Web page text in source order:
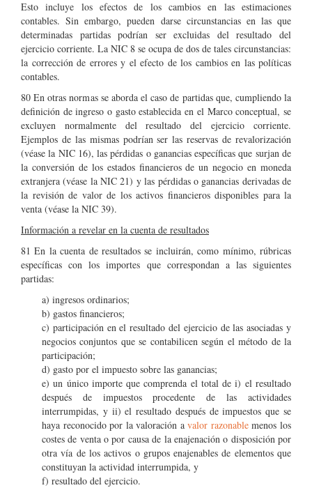
Esto incluye los efectos de los cambios en las estimaciones
contables. Sin embargo, pueden darse circunstancias en las que
determinadas partidas podrían ser excluidas del resultado del
ejercicio corriente. La NIC 8 se ocupa de dos de tales circunstancias:
la corrección de errores y el efecto de los cambios en las políticas
contables.
80 En otras normas se aborda el caso de partidas que, cumpliendo la
definición de ingreso o gasto establecida en el Marco conceptual, se
excluyen normalmente del resultado del ejercicio corriente.
Ejemplos de las mismas podrían ser las reservas de revalorización
(véase la NIC 16), las pérdidas o ganancias específicas que surjan de
la conversión de los estados financieros de un negocio en moneda
extranjera (véase la NIC 21) y las pérdidas o ganancias derivadas de
la revisión de valor de los activos financieros disponibles para la
venta (véase la NIC 39).
Información a revelar en la cuenta de resultados
81 En la cuenta de resultados se incluirán, como mínimo, rúbricas
específicas con los importes que correspondan a las siguientes
partidas:
a) ingresos ordinarios;
b) gastos financieros;
c) participación en el resultado del ejercicio de las asociadas y
negocios conjuntos que se contabilicen según el método de la
participación;
d) gasto por el impuesto sobre las ganancias;
e) un único importe que comprenda el total de i) el resultado
después de impuestos procedente de las actividades
interrumpidas, y ii) el resultado después de impuestos que se
haya reconocido por la valoración avalor razonablemenos los
costes de venta o por causa de la enajenación o disposición por
otra vía de los activos o grupos enajenables de elementos que
constituyan la actividad interrumpida, y
f) resultado del ejercicio.